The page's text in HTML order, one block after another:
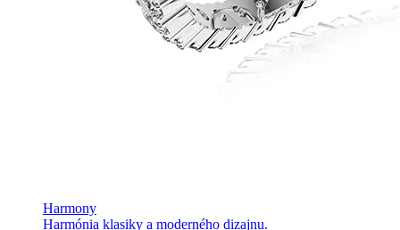
Harmony
Harmónia klasiky a moderného dizajnu.